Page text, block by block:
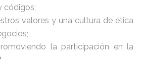
códigos;
valores y una cultura de ética
la participación en la